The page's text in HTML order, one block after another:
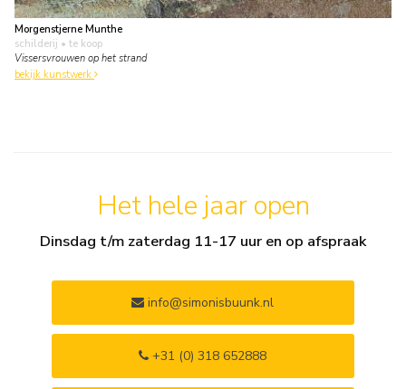
Morgenstjerne Munthe
schilderij • te koop
Vissersvrouwen op het strand
bekijk kunstwerk
Het hele jaar open
Dinsdag t/m zaterdag 11-17 uur en op afspraak
info@simonisbuunk.nl
+31 (0) 318 652888